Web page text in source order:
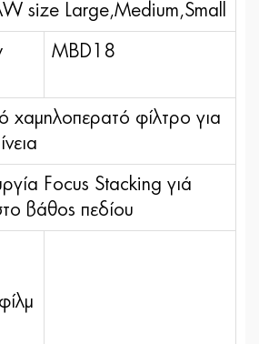
size Large,Medium,Small
MBD18
χαμηλοπερατό φίλτρο για
Focus Stacking γιά
βάθος πεδίου